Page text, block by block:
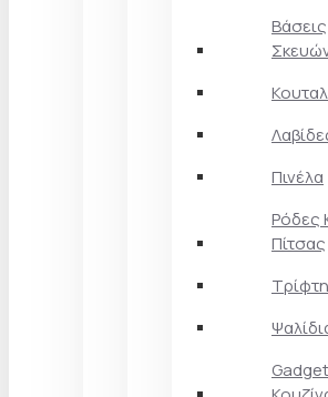
Βάσεις
Πινέλα
Ρόδες
Πίτσας